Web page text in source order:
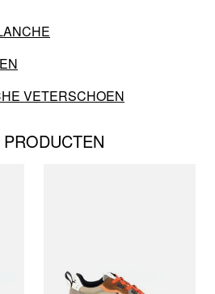
VETERSCHOEN